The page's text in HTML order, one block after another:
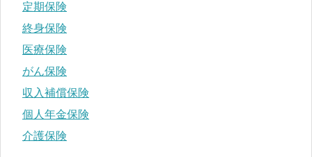
定期保険
終身保険
医療保険
がん保険
収入補償保険
個人年金保険
介護保険